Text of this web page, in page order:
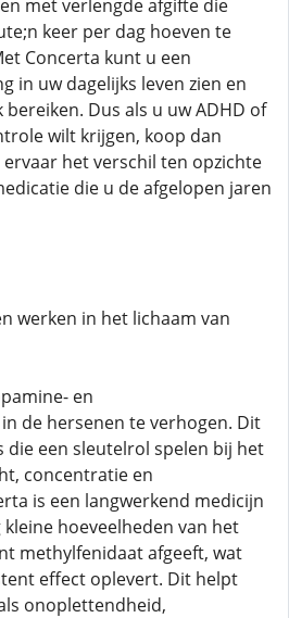
met verlengde afgifte die
keer per dag hoeven te
Concerta kunt u een
in uw dagelijks leven zien en
Dus als u uw ADHD of
wilt krijgen, koop dan
het verschil ten opzichte
die u de afgelopen jaren
werken in het lichaam van
en
de hersenen te verhogen. Dit
een sleutelrol spelen bij het
concentratie en
is een langwerkend medicijn
hoeveelheden van het
methylfenidaat afgeeft, wat
effect oplevert. Dit helpt
onoplettendheid,